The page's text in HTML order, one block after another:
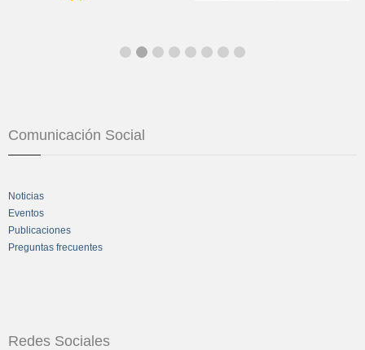
Comunicación Social
Noticias
Eventos
Publicaciones
Preguntas frecuentes
Redes Sociales